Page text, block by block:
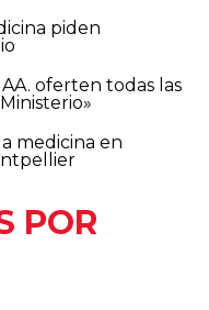
piden
oferten todas las
medicina en
POR